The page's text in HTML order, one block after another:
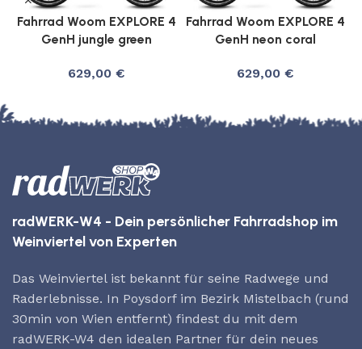
Fahrrad Woom EXPLORE 4
GenH jungle green
629,00 €
Fahrrad Woom EXPLORE 4
GenH neon coral
629,00 €
radWERK-W4 - Dein persönlicher Fahrradshop im
Weinviertel von Experten
Das Weinviertel ist bekannt für seine Radwege und
Raderlebnisse. In Poysdorf im Bezirk Mistelbach (rund
30min von Wien entfernt) findest du mit dem
radWERK-W4 den idealen Partner für dein neues